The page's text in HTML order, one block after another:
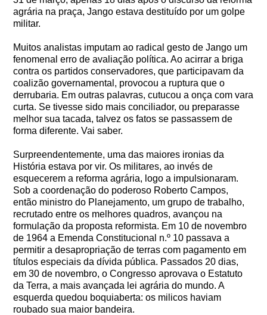
agrária na praça, Jango estava destituído por um golpe
militar.
Muitos analistas imputam ao radical gesto de Jango um
fenomenal erro de avaliação política. Ao acirrar a briga
contra os partidos conservadores, que participavam da
coalizão governamental, provocou a ruptura que o
derrubaria. Em outras palavras, cutucou a onça com vara
curta. Se tivesse sido mais conciliador, ou preparasse
melhor sua tacada, talvez os fatos se passassem de
forma diferente. Vai saber.
Surpreendentemente, uma das maiores ironias da
História estava por vir. Os militares, ao invés de
esquecerem a reforma agrária, logo a impulsionaram.
Sob a coordenação do poderoso Roberto Campos,
então ministro do Planejamento, um grupo de trabalho,
recrutado entre os melhores quadros, avançou na
formulação da proposta reformista. Em 10 de novembro
de 1964 a Emenda Constitucional n.º 10 passava a
permitir a desapropriação de terras com pagamento em
títulos especiais da dívida pública. Passados 20 dias,
em 30 de novembro, o Congresso aprovava o Estatuto
da Terra, a mais avançada lei agrária do mundo. A
esquerda quedou boquiaberta: os milicos haviam
roubado sua maior bandeira.